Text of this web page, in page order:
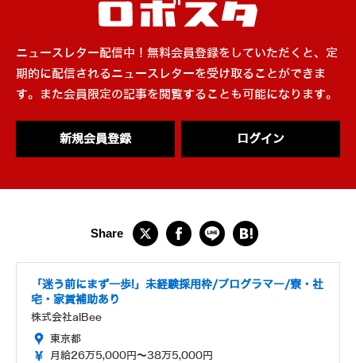
ニュースレター配信中！無料会員登録をしていただくと、定
期的に配信されるニュースレターを受け取ることができま
す。また会員限定の記事を閲覧することも可能になります。
新規会員登録 ログイン
「迷う前にまず一歩!」未経験採用枠/プログラマー/寮・社
宅・家賃補助あり
株式会社alBee
東京都
月給26万5,000円～38万5,000円